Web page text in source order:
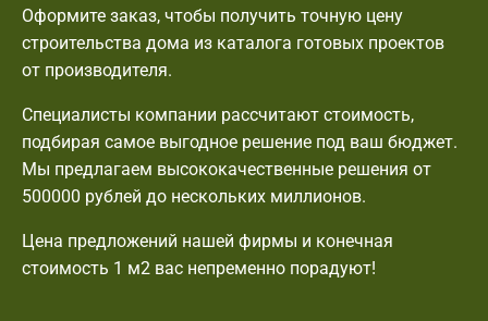
Оформите заказ, чтобы получить точную цену
строительства дома из каталога готовых проектов
от производителя.
Специалисты компании рассчитают стоимость,
подбирая самое выгодное решение под ваш бюджет.
Мы предлагаем высококачественные решения от
500000 рублей до нескольких миллионов.
Цена предложений нашей фирмы и конечная
стоимость 1 м2 вас непременно порадуют!